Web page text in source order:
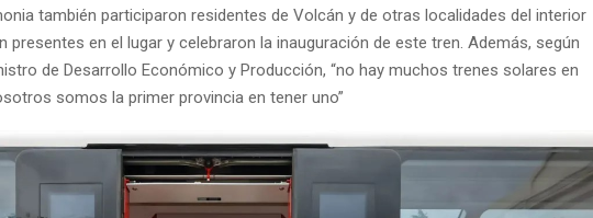
también participaron residentes de Volcán y de otras localidades del interior
presentes en el lugar y celebraron la inauguración de este tren. Además, según
de Desarrollo Económico y Producción, “no hay muchos trenes solares en
somos la primer provincia en tener uno”